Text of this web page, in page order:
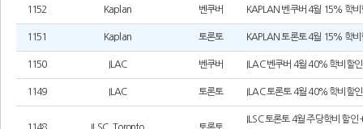
1152 Kaplan 벤쿠버 KAPLAN 벤쿠버 4월 15% 학
1151 Kaplan 토론토 KAPLAN 토론토 4월 15% 학
1150 ILAC 벤쿠버 ILAC 벤쿠버 4월 40% 학비할
1149 ILAC 토론토 ILAC 토론토 4월 40% 학비할
ILSC 토론토 4월 주당학비 할